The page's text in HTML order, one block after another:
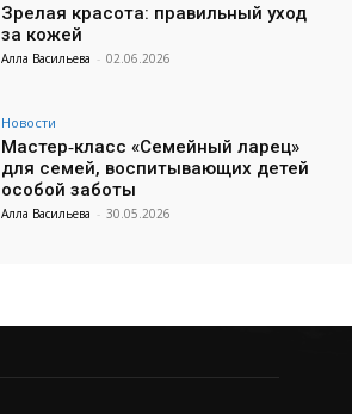
Зрелая красота: правильный уход
за кожей
Алла Васильева - 02.06.2026
Новости
Мастер‑класс «Семейный ларец»
для семей, воспитывающих детей
особой заботы
Алла Васильева - 30.05.2026